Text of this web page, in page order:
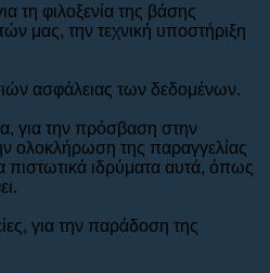
τη φιλοξενία της βάσης
μας, την τεχνική υποστήριξη
ασφάλειας των δεδομένων.
για την πρόσβαση στην
ολοκλήρωση της παραγγελίας
πιστωτικά ιδρύματα αυτά, όπως
για την παράδοση της